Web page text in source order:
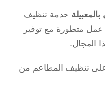
خدمة تنظيف
متطورة مع توفير
المجال.
تنظيف المطاعم من